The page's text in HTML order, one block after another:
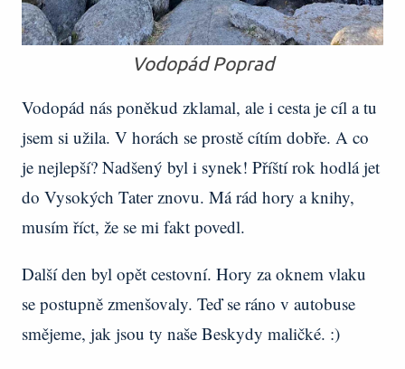
Vodopád Poprad
Vodopád nás poněkud zklamal, ale i cesta je cíl a tu
jsem si užila. V horách se prostě cítím dobře. A co
je nejlepší? Nadšený byl i synek! Příští rok hodlá jet
do Vysokých Tater znovu. Má rád hory a knihy,
musím říct, že se mi fakt povedl.
Další den byl opět cestovní. Hory za oknem vlaku
se postupně zmenšovaly. Teď se ráno v autobuse
smějeme, jak jsou ty naše Beskydy maličké. :)